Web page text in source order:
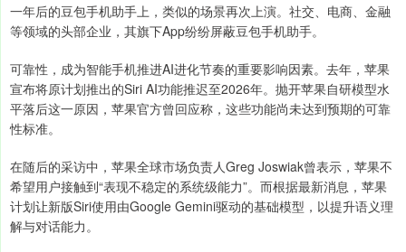
一年后的豆包手机助手上，类似的场景再次上演。社交、电商、金融
等领域的头部企业，其旗下App纷纷屏蔽豆包手机助手。
可靠性，成为智能手机推进AI进化节奏的重要影响因素。去年，苹果
宣布将原计划推出的Siri AI功能推迟至2026年。抛开苹果自研模型水
平落后这一原因，苹果官方曾回应称，这些功能尚未达到预期的可靠
性标准。
在随后的采访中，苹果全球市场负责人Greg Joswiak曾表示，苹果不
希望用户接触到“表现不稳定的系统级能力”。而根据最新消息，苹果
计划让新版Siri使用由Google Gemini驱动的基础模型，以提升语义理
解与对话能力。